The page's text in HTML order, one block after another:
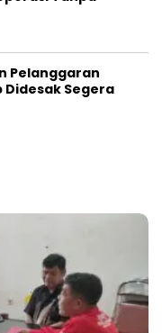
Pelanggaran
Didesak Segera